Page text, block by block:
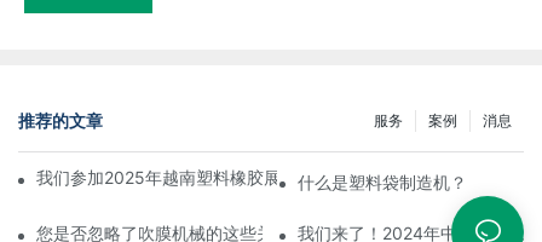
推荐的文章 消息
案例
服务
我们参加2025年越南塑料橡胶展览会圆满落幕，取得了巨大成功。
什么是塑料袋制造机？
您是否忽略了吹膜机械的这些关键方面？我们来了！2024年中国国际橡